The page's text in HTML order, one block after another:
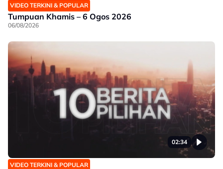
VIDEO TERKINI & POPULAR
Tumpuan Khamis – 6 Ogos 2026
06/08/2026
02:34
VIDEO TERKINI & POPULAR